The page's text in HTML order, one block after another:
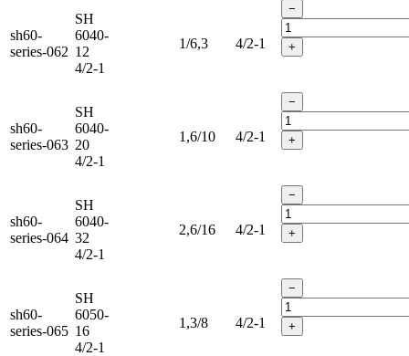
sh60-
series-062
SH
6040-
12
4/2-1
1/6,3 4/2-1
−
+
sh60-
series-063
SH
6040-
20
4/2-1
1,6/10 4/2-1
−
+
sh60-
series-064
SH
6040-
32
4/2-1
2,6/16 4/2-1
−
+
sh60-
series-065
SH
6050-
16
4/2-1
1,3/8 4/2-1
−
+